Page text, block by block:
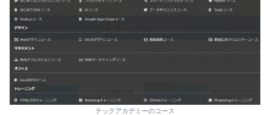
テックアカデミーのコース